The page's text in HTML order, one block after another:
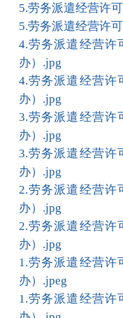
5.劳务派遣经营许
5.劳务派遣经营许
4.劳务派遣经营许
办）.jpg
4.劳务派遣经营许
办）.jpg
3.劳务派遣经营许
办）.jpg
3.劳务派遣经营许
办）.jpg
2.劳务派遣经营许
办）.jpg
2.劳务派遣经营许
办）.jpg
1.劳务派遣经营许
办）.jpeg
1.劳务派遣经营许